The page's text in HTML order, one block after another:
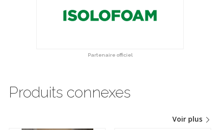
Partenaire officiel
Produits connexes
Voir plus